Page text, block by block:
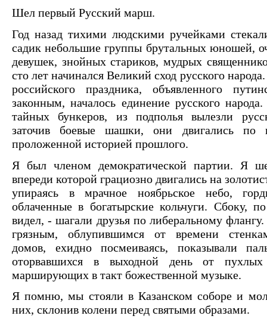
Шел первый Русский марш.
Год назад тихими людскими ручейками
садик небольшие группы брутальных юношей,
девушек, знойных стариков, мудрых
сто лет начинался Великий сход русского
российского праздника, объявленного
законным, началось единение русского
тайных бункеров, из подполья вылезли
заточив боевые шашки, они двигались по
проложенной историей прошлого.
Я был членом демократической партии. Я
впереди которой грациозно двигались на
упираясь в мрачное ноябрьское небо,
облаченные в богатырские кольчуги. Сбоку,
видел, - шагали друзья по либеральному
грязным, облупившимся от времени
домов, ехидно посмеиваясь, показывали
оторвавшихся в выходной день от
марширующих в такт божественной музыке.
Я помню, мы стояли в Казанском соборе и
них, склонив колени перед святыми образами.